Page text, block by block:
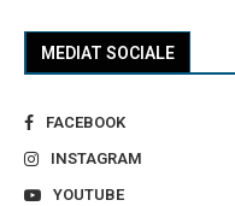
MEDIAT SOCIALE
FACEBOOK
INSTAGRAM
YOUTUBE